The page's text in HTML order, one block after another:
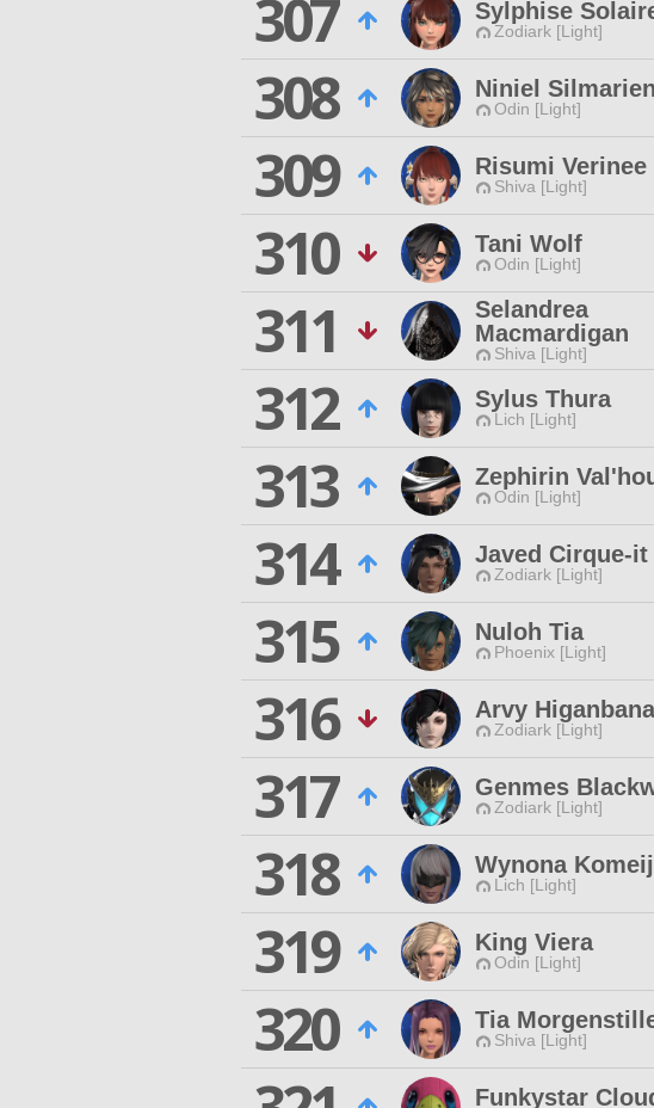
307
Sylphise
Zodiark [Light]
308
Niniel Silmarien
Odin [Light]
309
Risumi Verinee
Shiva [Light]
310
Tani Wolf
Odin [Light]
311
Selandrea
Macmardigan
Shiva [Light]
312
Sylus Thura
Lich [Light]
313
Zephirin
Odin [Light]
314
Javed Cirque-it
Zodiark [Light]
315
Nuloh Tia
Phoenix [Light]
316
Arvy Higanbana
Zodiark [Light]
317
Genmes
Zodiark [Light]
318
Wynona
Lich [Light]
319
King Viera
Odin [Light]
320
Tia
Shiva [Light]
Funkystar